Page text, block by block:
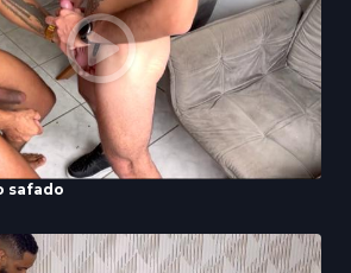
safado